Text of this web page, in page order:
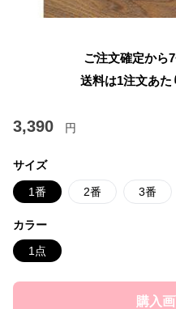
ご注文確定から
送料は1注文あた
3,390 円
サイズ
1番 2番 3番
カラー
1点
購入